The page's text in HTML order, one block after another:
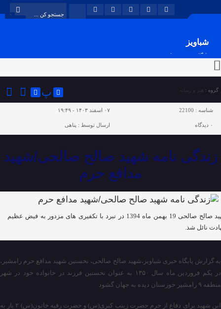
شباویز
پایگاه خبری شباویز
گروه : هنر و رسانه پ
شناسه : 22100 ۰۷ اسفند ۱۴۰۳ - ۱۹:۴۹
۰ دیدگاه ارسال توسط : پناهی
زندگی نامه شهید صالح صالحی/شهید
مدافع حرم
شهید صالح صالحی 19 بهمن ماه 1394 در نبرد با تکفیری های مزدور به فیض عظیم
نائل شد.
به گزارش پایگاه خبری شباویز،شهید صالح صالحی، نخستین شهید مدافع حرم رامشیر،
در یکم فروردین ماه سال ۱۳۵۰ به عنوان نخستین فرزند در خانواده خود در شهر
منطقه ۹ رامشیر خوزستان دیده به جهان گشود
این شهید برای دفاع از حرم حضرت زینب کبری(س) و حضرت رقیه خاتون(س) ۲ بار به